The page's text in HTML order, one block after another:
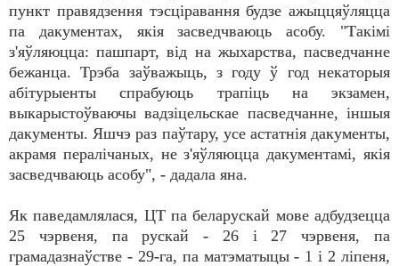
пункт правядзення тэсціравання будзе ажыццяўляцца
па дакументах, якія засведчваюць асобу. "Такімі
з'яўляюцца: пашпарт, від на жыхарства, пасведчанне
бежанца. Трэба заўважыць, з году ў год некаторыя
абітурыенты спрабуюць трапіць на экзамен,
выкарыстоўваючы вадзіцельскае пасведчанне, іншыя
дакументы. Яшчэ раз паўтару, усе астатнія дакументы,
акрамя пералічаных, не з'яўляюцца дакументамі, якія
засведчваюць асобу", - дадала яна.
Як паведамлялася, ЦТ па беларускай мове адбудзецца
25 чэрвеня, па рускай - 26 і 27 чэрвеня, па
грамадазнаўстве - 29-га, па матэматыцы - 1 і 2 ліпеня,